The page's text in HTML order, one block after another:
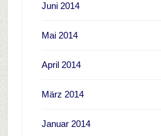
Juni 2014
Mai 2014
April 2014
März 2014
Januar 2014